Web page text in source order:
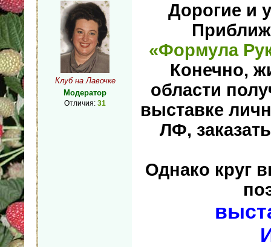
Клуб на Лавочке
Модератор
Отличия: 31
Дорогие и
«Формула
Конечно,
области
выставке
ЛФ,
Однако круг